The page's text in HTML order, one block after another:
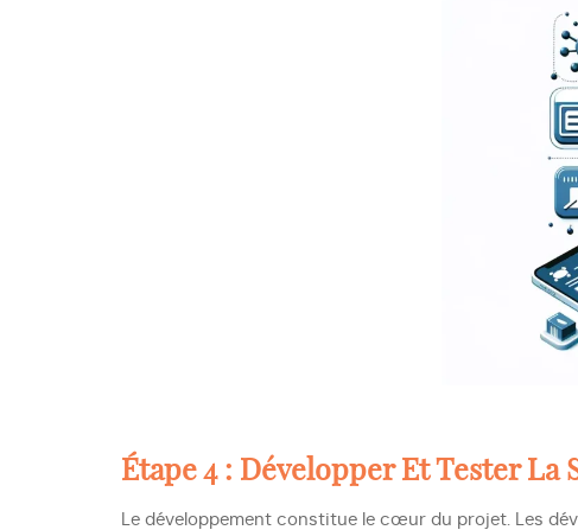
Étape 4 : Développer Et Tester La
Le développement constitue le cœur du projet. Les